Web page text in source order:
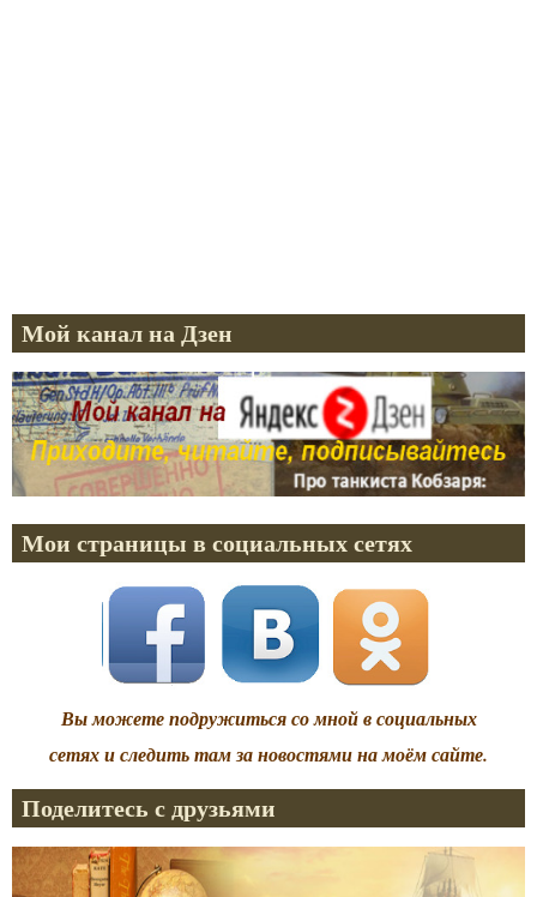
Мой канал на Дзен
Мои страницы в социальных сетях
Вы можете подружиться со мной в социальных
сетях и следить там за новостями на моём сайте.
Поделитесь с друзьями